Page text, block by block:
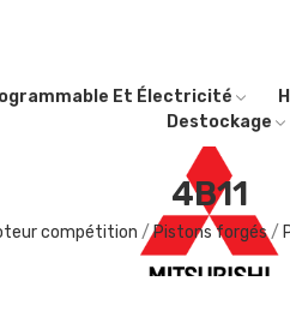
Et Électricité
Destockage
4B11
compétition Pistons forgés